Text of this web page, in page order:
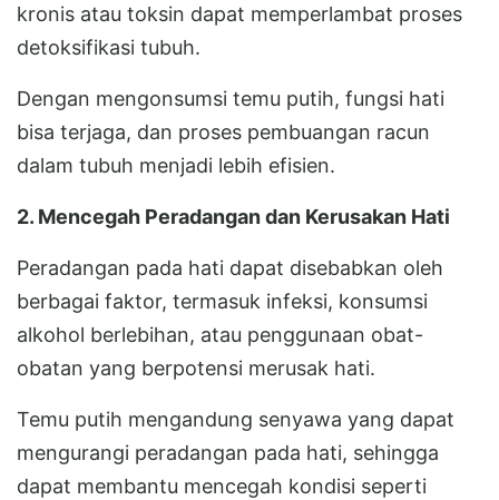
kronis atau toksin dapat memperlambat proses
detoksifikasi tubuh.
Dengan mengonsumsi temu putih, fungsi hati
bisa terjaga, dan proses pembuangan racun
dalam tubuh menjadi lebih efisien.
2. Mencegah Peradangan dan Kerusakan Hati
Peradangan pada hati dapat disebabkan oleh
berbagai faktor, termasuk infeksi, konsumsi
alkohol berlebihan, atau penggunaan obat-
obatan yang berpotensi merusak hati.
Temu putih mengandung senyawa yang dapat
mengurangi peradangan pada hati, sehingga
dapat membantu mencegah kondisi seperti